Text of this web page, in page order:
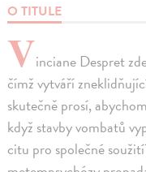
O TITULE
Vinciane Despret
čímž vytváří
skutečně prosí,
když stavby vombatů
citu pro společné